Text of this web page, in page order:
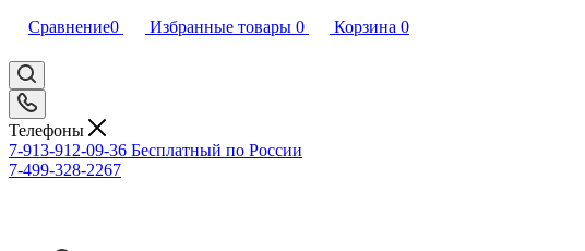
Сравнение0 Избранные товары 0 Корзина 0
Телефоны
7-913-912-09-36 Бесплатный по России
7-499-328-2267